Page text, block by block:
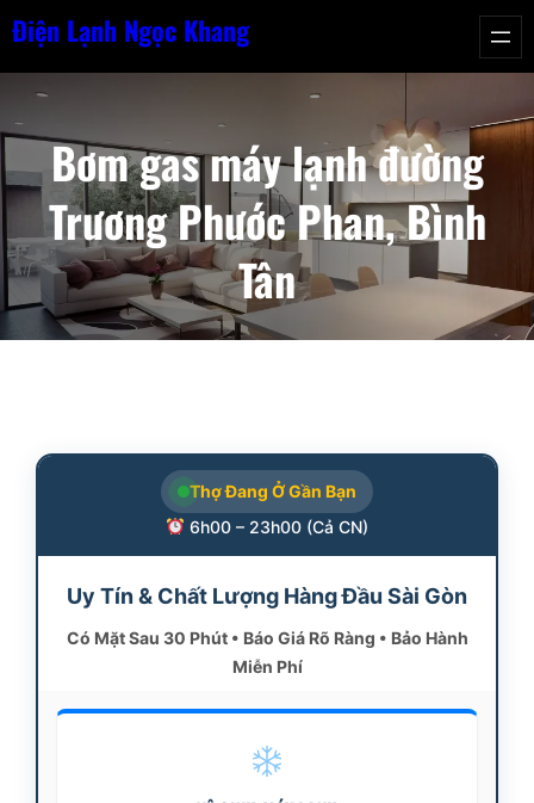
Chuyển
nội
Điện Lạnh Ngọc Khang
Bơm gas máy lạnh đường
Trương Phước Phan, Bình
Tân
Thợ Đang Ở Gần Bạn
6h00 – 23h00 (Cả CN)
Uy Tín & Chất Lượng Hàng Đầu Sài Gòn
Có Mặt Sau 30 Phút • Báo Giá Rõ Ràng • Bảo Hành
Miễn Phí